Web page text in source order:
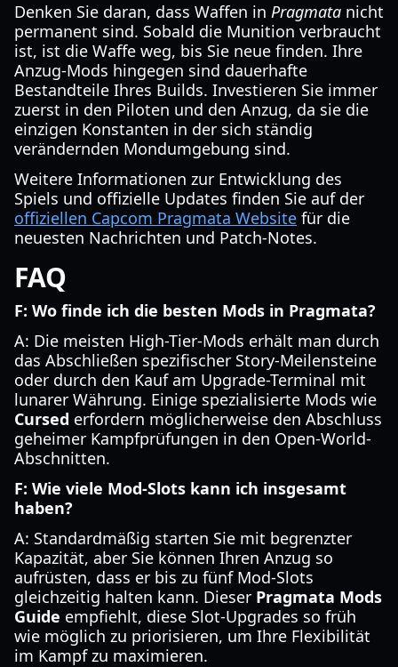
Denken Sie daran, dass Waffen in Pragmata nicht
permanent sind. Sobald die Munition verbraucht
ist, ist die Waffe weg, bis Sie neue finden. Ihre
Anzug-Mods hingegen sind dauerhafte
Bestandteile Ihres Builds. Investieren Sie immer
zuerst in den Piloten und den Anzug, da sie die
einzigen Konstanten in der sich ständig
verändernden Mondumgebung sind.
Weitere Informationen zur Entwicklung des
Spiels und offizielle Updates finden Sie auf der
offiziellen Capcom Pragmata Website für die
neuesten Nachrichten und Patch-Notes.
FAQ
F: Wo finde ich die besten Mods in Pragmata?
A: Die meisten High-Tier-Mods erhält man durch
das Abschließen spezifischer Story-Meilensteine
oder durch den Kauf am Upgrade-Terminal mit
lunarer Währung. Einige spezialisierte Mods wie
Cursed erfordern möglicherweise den Abschluss
geheimer Kampfprüfungen in den Open-World-
Abschnitten.
F: Wie viele Mod-Slots kann ich insgesamt
haben?
A: Standardmäßig starten Sie mit begrenzter
Kapazität, aber Sie können Ihren Anzug so
aufrüsten, dass er bis zu fünf Mod-Slots
gleichzeitig halten kann. Dieser Pragmata Mods
Guide empfiehlt, diese Slot-Upgrades so früh
wie möglich zu priorisieren, um Ihre Flexibilität
im Kampf zu maximieren.